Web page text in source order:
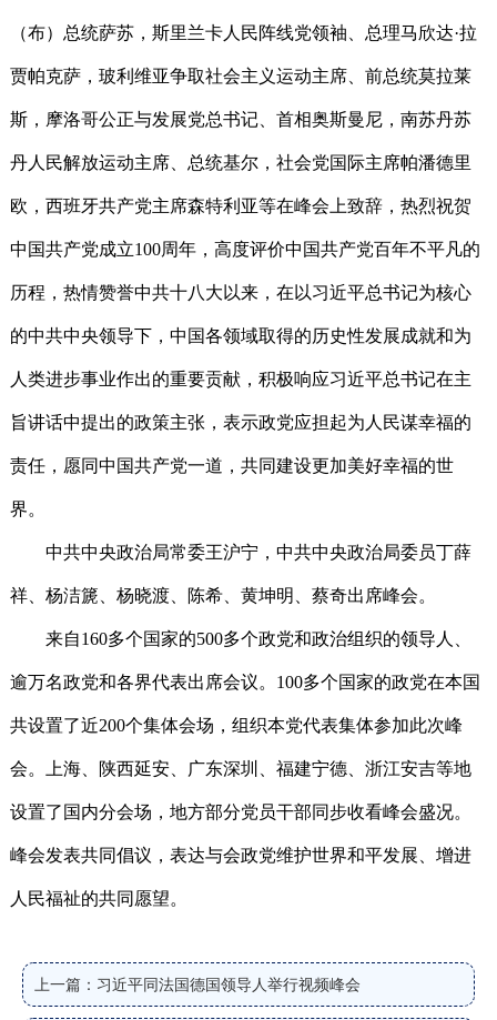
（布）总统萨苏，斯里兰卡人民阵线党领袖、总理马欣达·拉
贾帕克萨，玻利维亚争取社会主义运动主席、前总统莫拉莱
斯，摩洛哥公正与发展党总书记、首相奥斯曼尼，南苏丹苏
丹人民解放运动主席、总统基尔，社会党国际主席帕潘德里
欧，西班牙共产党主席森特利亚等在峰会上致辞，热烈祝贺
中国共产党成立100周年，高度评价中国共产党百年不平凡的
历程，热情赞誉中共十八大以来，在以习近平总书记为核心
的中共中央领导下，中国各领域取得的历史性发展成就和为
人类进步事业作出的重要贡献，积极响应习近平总书记在主
旨讲话中提出的政策主张，表示政党应担起为人民谋幸福的
责任，愿同中国共产党一道，共同建设更加美好幸福的世
界。
中共中央政治局常委王沪宁，中共中央政治局委员丁薛
祥、杨洁篪、杨晓渡、陈希、黄坤明、蔡奇出席峰会。
来自160多个国家的500多个政党和政治组织的领导人、
逾万名政党和各界代表出席会议。100多个国家的政党在本国
共设置了近200个集体会场，组织本党代表集体参加此次峰
会。上海、陕西延安、广东深圳、福建宁德、浙江安吉等地
设置了国内分会场，地方部分党员干部同步收看峰会盛况。
峰会发表共同倡议，表达与会政党维护世界和平发展、增进
人民福祉的共同愿望。
上一篇：习近平同法国德国领导人举行视频峰会